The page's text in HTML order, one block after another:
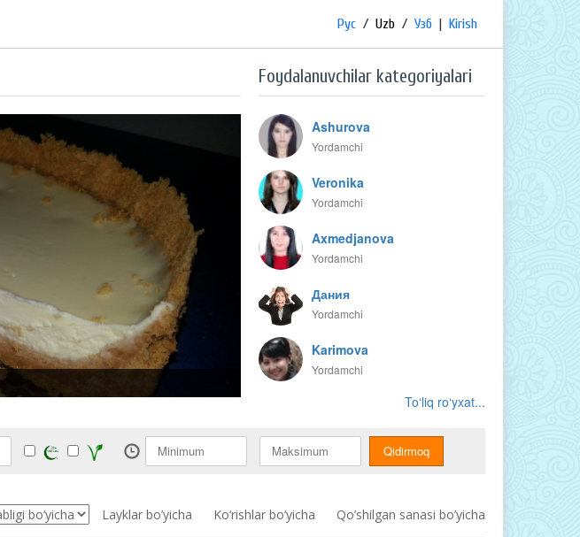
Рус / Uzb / Узб | Kirish
Foydalanuvchilar kategoriyalari
Ashurova
Yordamchi
Veronika
Yordamchi
Axmedjanova
Yordamchi
Дания
Yordamchi
Karimova
Yordamchi
To‘liq ro‘yxat...
Layklar bo’yicha Ko‘rishlar bo‘yicha Qo’shilgan sanasi bo’yicha